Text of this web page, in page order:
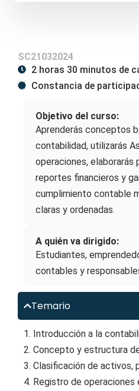
SC21032024
2 horas 30 minutos de
Constancia de
Objetivo del curso:
Aprenderás conceptos
contabilidad, utilizarás
operaciones, elaborarás
reportes financieros y
cumplimiento contable
claras y ordenadas.
A quién va dirigido:
Estudiantes,
contables y
Temario
1. Introducción a la
2. Concepto y estructura
3. Clasificación de activos,
4. Registro de